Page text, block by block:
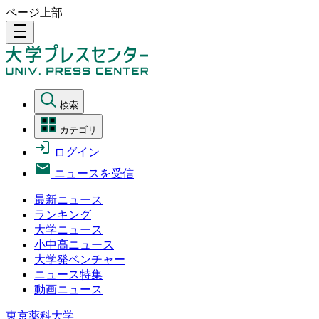
ページ上部
density_medium
検索
カテゴリ
ログイン
ニュースを受信
最新ニュース
ランキング
大学ニュース
小中高ニュース
大学発ベンチャー
ニュース特集
動画ニュース
東京薬科大学